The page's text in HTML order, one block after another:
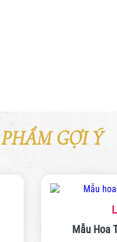
GỢI Ý
Mẫu Hoa